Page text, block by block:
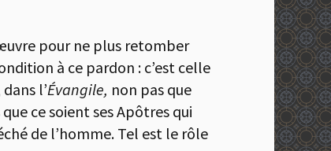
pour ne plus retomber
à ce pardon : c’est celle
l’Évangile, non pas que
ce soient ses Apôtres qui
de l’homme. Tel est le rôle